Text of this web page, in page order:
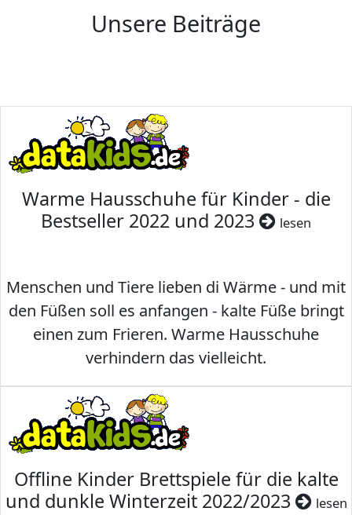
Unsere Beiträge
Warme Hausschuhe für Kinder - die
Bestseller 2022 und 2023
lesen
Menschen und Tiere lieben di Wärme - und mit
den Füßen soll es anfangen - kalte Füße bringt
einen zum Frieren. Warme Hausschuhe
verhindern das vielleicht.
Offline Kinder Brettspiele für die kalte
und dunkle Winterzeit 2022/2023
lesen